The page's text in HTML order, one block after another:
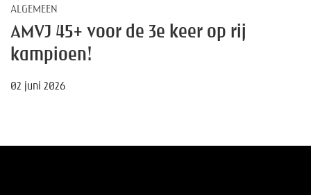
ALGEMEEN
AMVJ 45+ voor de 3e keer op rij
kampioen!
02 juni 2026